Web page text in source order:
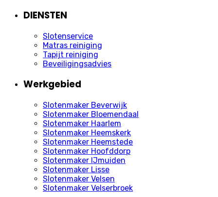
DIENSTEN
Slotenservice
Matras reiniging
Tapijt reiniging
Beveiligingsadvies
Werkgebied
Slotenmaker Beverwijk
Slotenmaker Bloemendaal
Slotenmaker Haarlem
Slotenmaker Heemskerk
Slotenmaker Heemstede
Slotenmaker Hoofddorp
Slotenmaker IJmuiden
Slotenmaker Lisse
Slotenmaker Velsen
Slotenmaker Velserbroek